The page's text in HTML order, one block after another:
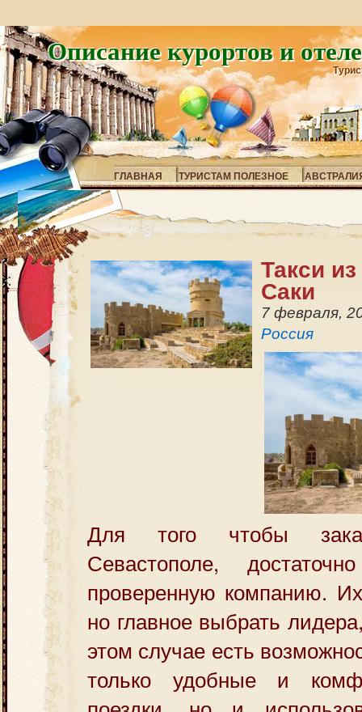
Описание курортов и
ГЛАВНАЯ ТУРИСТАМ ПОЛЕЗНОЕ
Такси
Саки
7 февраля,
Россия
Для того чтобы
Севастополе,
проверенную компанию.
но главное выбрать
этом случае есть
только удобные и